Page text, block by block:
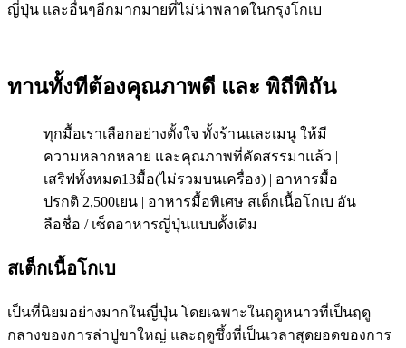
ญี่ปุ่น และอื่นๆอีกมากมายที่ไม่น่าพลาดในกรุงโกเบ
ทานทั้งทีต้องคุณภาพดี และ พิถีพิถัน
ทุกมื้อเราเลือกอย่างตั้งใจ ทั้งร้านและเมนู ให้มี
ความหลากหลาย และคุณภาพที่คัดสรรมาแล้ว |
เสริฟทั้งหมด13มื้อ(ไม่รวมบนเครื่อง) | อาหารมื้อ
ปรกติ 2,500เยน | อาหารมื้อพิเศษ สเต็กเนื้อโกเบ อัน
ลือชื่อ / เซ็ตอาหารญี่ปุ่นแบบดั้งเดิม
สเต็กเนื้อโกเบ
เป็นที่นิยมอย่างมากในญี่ปุ่น โดยเฉพาะในฤดูหนาวที่เป็นฤดู
กลางของการล่าปูขาใหญ่ และฤดูซึ้งที่เป็นเวลาสุดยอดของการ